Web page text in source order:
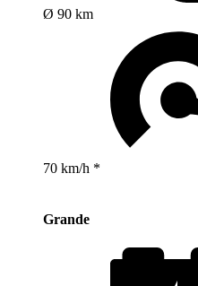
Ø 90 km
70 km/h *
Grande